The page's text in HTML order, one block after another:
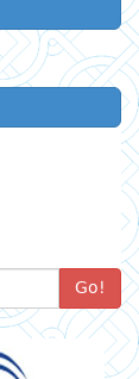
Go!